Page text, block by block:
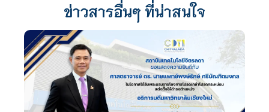
ข่าวสารอื่นๆ ที่น่าสนใจ